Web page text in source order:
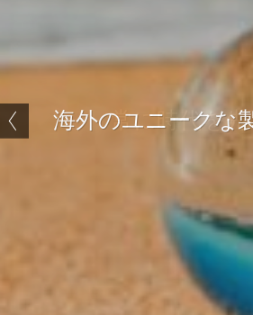
世界標準ゲート
常に時代を先
海外のユニークな
ベストセラーパスポートリ
世界標準ゲート